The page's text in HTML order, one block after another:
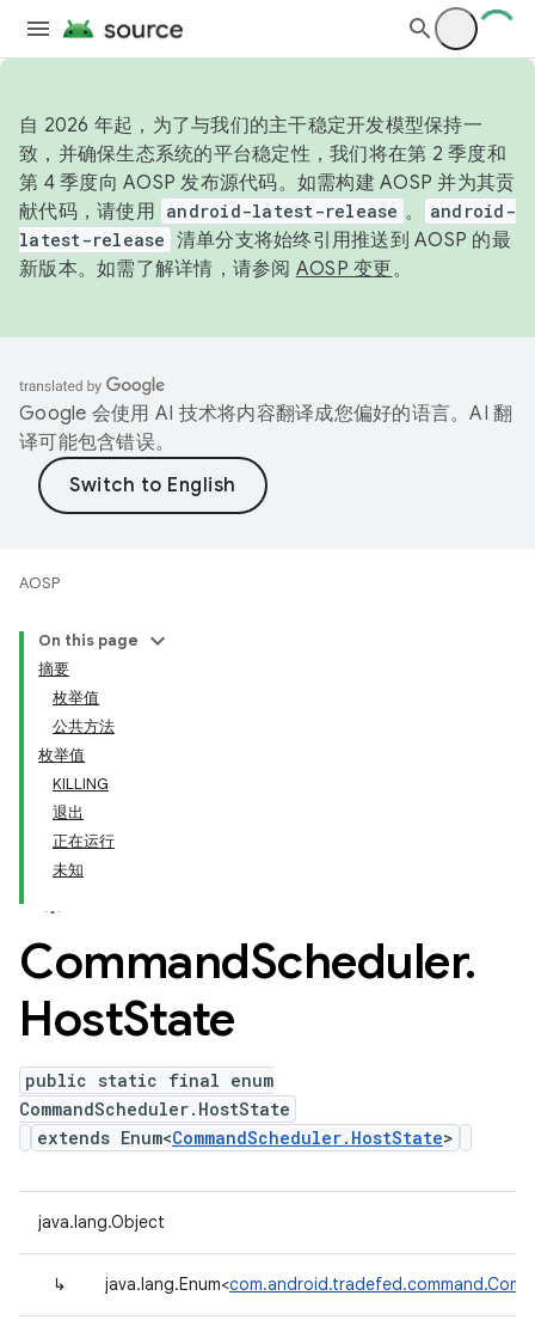
自 2026 年起，为了与我们的主干稳定开发模型保持一
致，并确保生态系统的平台稳定性，我们将在第 2 季度和
第 4 季度向 AOSP 发布源代码。如需构建 AOSP 并为其贡
献代码，请使用 android-latest-release 。
android-
latest-release 清单分支将始终引用推送到 AOSP 的最
新版本。如需了解详情，请参阅 AOSP 变更。
Google 会使用 AI 技术将内容翻译成您偏好的语言。AI 翻
译可能包含错误。
AOSP
On this page
摘要
枚举值
公共方法
枚举值
KILLING
退出
正在运行
未知
CommandScheduler.
HostState
public static final enum
CommandScheduler.HostState
extends Enum<CommandScheduler.HostState>
java.lang.Object
↳ java.lang.Enum<